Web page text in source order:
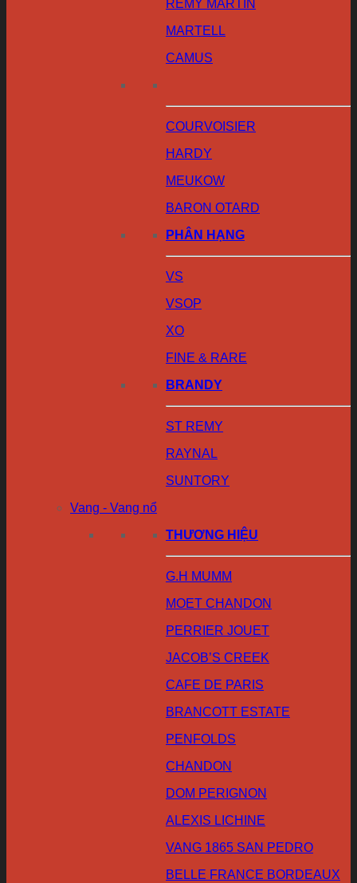
REMY MARTIN
MARTELL
CAMUS
COURVOISIER
HARDY
MEUKOW
BARON OTARD
PHÂN HẠNG
VS
VSOP
XO
FINE & RARE
BRANDY
ST REMY
RAYNAL
SUNTORY
Vang - Vang nổ
THƯƠNG HIỆU
G.H MUMM
MOET CHANDON
PERRIER JOUET
JACOB’S CREEK
CAFE DE PARIS
BRANCOTT ESTATE
PENFOLDS
CHANDON
DOM PERIGNON
ALEXIS LICHINE
VANG 1865 SAN PEDRO
BELLE FRANCE BORDEAUX